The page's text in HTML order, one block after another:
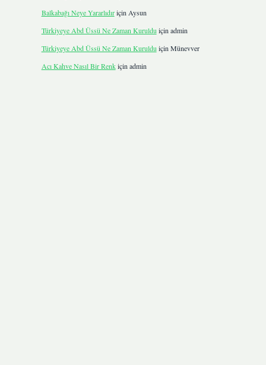
Balkabağı Neye Yararlıdıriçin Aysun
Türkiyeye Abd Üssü Ne Zaman Kuruldu için admin
Türkiyeye Abd Üssü Ne Zaman Kuruldu için Münevver
Acı Kahve Nasıl Bir Renkiçin admin